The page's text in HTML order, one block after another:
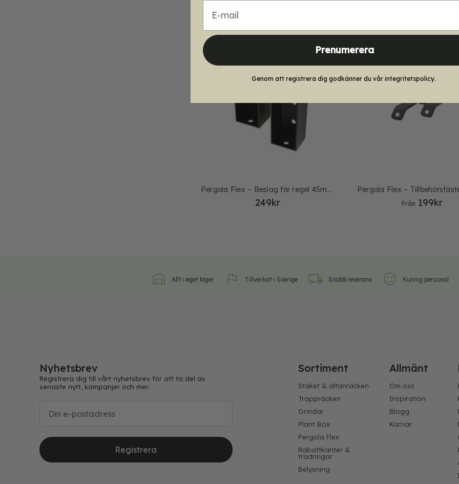
Pergola Flex – Beslag för regel 45mm, 2-pack
249kr
Pergola Flex –
Från 199kr
Allt i eget lager Tillverkat i Sverige Snabb leverans Kunnig personal
Nyhetsbrev
Registrera dig till vårt nyhetsbrev för att ta del av
senaste nytt, kampanjer och mer.
Registrera
Sortiment
Staket & altanräcken
Trappräcken
Grindar
Plant Box
Pergola Flex
Rabattkanter &
trädringar
Belysning
Allmänt
Om oss
Inspiration
Blogg
Karriär
Prenumerera
Genom att registrera dig godkänner du vår integritetspolicy.